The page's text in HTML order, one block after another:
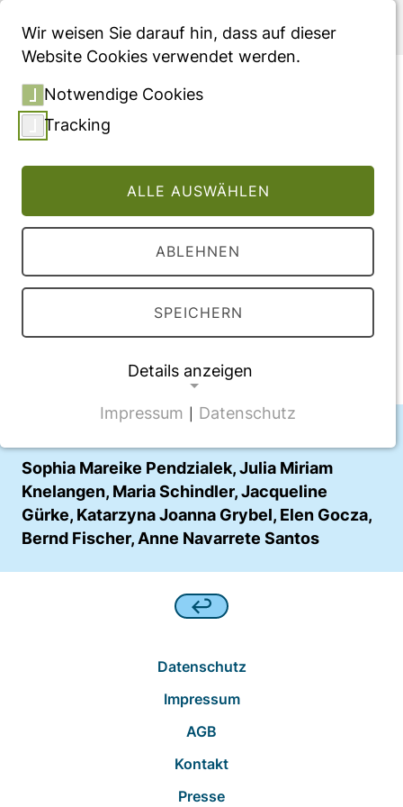
Menü
Trophoblastic microRNAs
are downregulated in a
diabetic pregnancy through
an inhibition of Drosha
Vollversion des Beitrages
DOI:10.1016/j.mce.2018.11.002
Veröffentlichung
Sophia Mareike Pendzialek, Julia Miriam
Knelangen, Maria Schindler, Jacqueline
Gürke, Katarzyna Joanna Grybel, Elen Gocza,
Bernd Fischer, Anne Navarrete Santos
Datenschutz
Impressum
AGB
Kontakt
Presse
Wir weisen Sie darauf hin, dass auf dieser
Website Cookies verwendet werden.
Notwendige Cookies
Tracking
ALLE AUSWÄHLEN
ABLEHNEN
SPEICHERN
Details anzeigen
NOTWENDIGE COOKIES
CMS Cookie
Name:
fe_typo_user
TYPO3
Impressum Datenschutz